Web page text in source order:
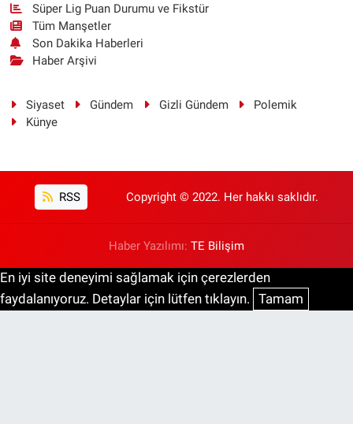
Süper Lig Puan Durumu ve Fikstür
Tüm Manşetler
Son Dakika Haberleri
Haber Arşivi
Siyaset Gündem Gizli Gündem
Polemik
Künye
RSS Copyright © 2022. Her hakkı saklıdır.
Haber Yazılımı: TE Bilişim
En iyi site deneyimi sağlamak için çerezlerden
faydalanıyoruz. Detaylar için lütfen tıklayın. Tamam